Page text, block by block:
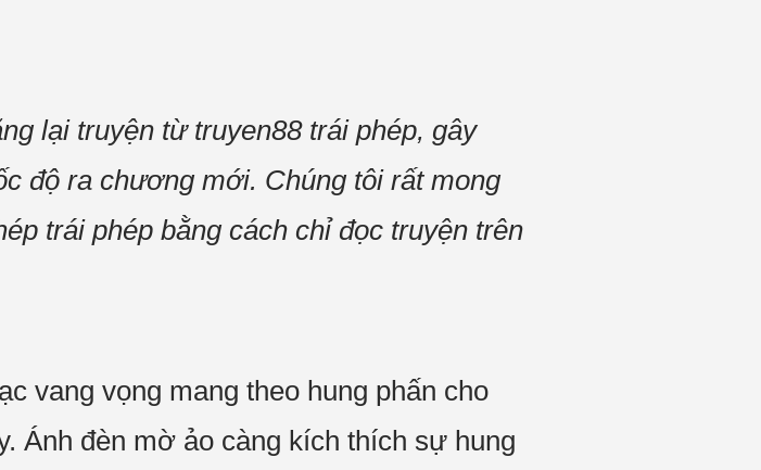
lại truyện từ truyen88 trái phép, gây
độ ra chương mới. Chúng tôi rất mong
trái phép bằng cách chỉ đọc truyện trên
vang vọng mang theo hung phấn cho
Ánh đèn mờ ảo càng kích thích sự hung